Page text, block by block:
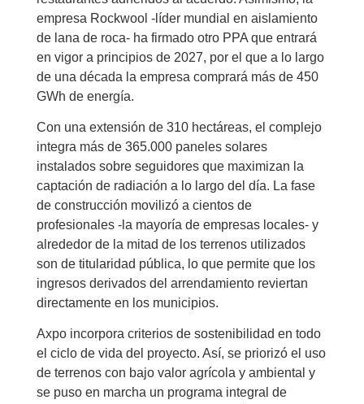
empresa Rockwool -líder mundial en aislamiento
de lana de roca- ha firmado otro PPA que entrará
en vigor a principios de 2027, por el que a lo largo
de una década la empresa comprará más de 450
GWh de energía.
Con una extensión de 310 hectáreas, el complejo
integra más de 365.000 paneles solares
instalados sobre seguidores que maximizan la
captación de radiación a lo largo del día. La fase
de construcción movilizó a cientos de
profesionales -la mayoría de empresas locales- y
alrededor de la mitad de los terrenos utilizados
son de titularidad pública, lo que permite que los
ingresos derivados del arrendamiento reviertan
directamente en los municipios.
Axpo incorpora criterios de sostenibilidad en todo
el ciclo de vida del proyecto. Así, se priorizó el uso
de terrenos con bajo valor agrícola y ambiental y
se puso en marcha un programa integral de